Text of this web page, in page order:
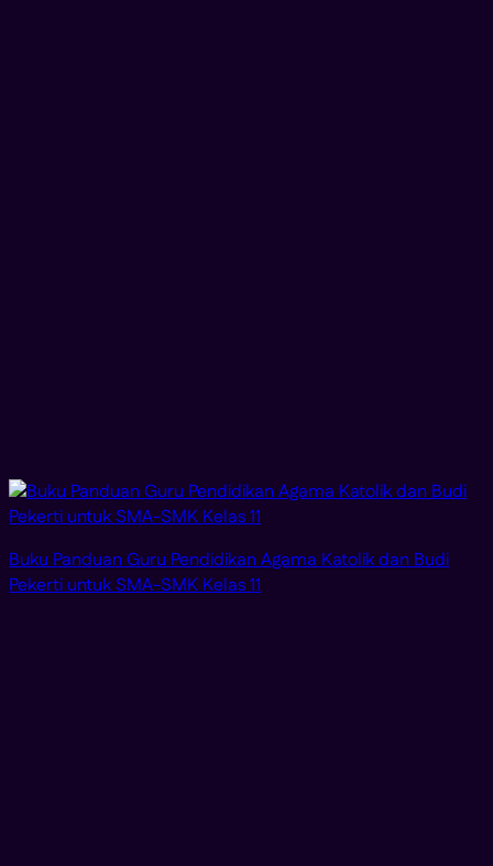
Buku Panduan Guru Pendidikan Agama Katolik dan Budi
Pekerti untuk SMA-SMK Kelas 11